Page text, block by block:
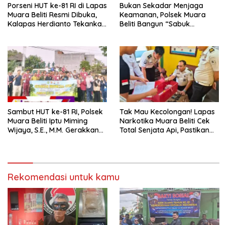
Porseni HUT ke-81 RI di Lapas
Muara Beliti Resmi Dibuka,
Kalapas Herdianto Tekankan
Bukan Sekadar Menjaga
Keamanan, Polsek Muara
Beliti Bangun “Sabuk
Sambut HUT ke-81 RI, Polsek
Muara Beliti Iptu Miming
Wijaya, S.E., M.M. Gerakkan
Tak Mau Kecolongan! Lapas
Narkotika Muara Beliti Cek
Total Senjata Api, Pastikan
Rekomendasi untuk kamu